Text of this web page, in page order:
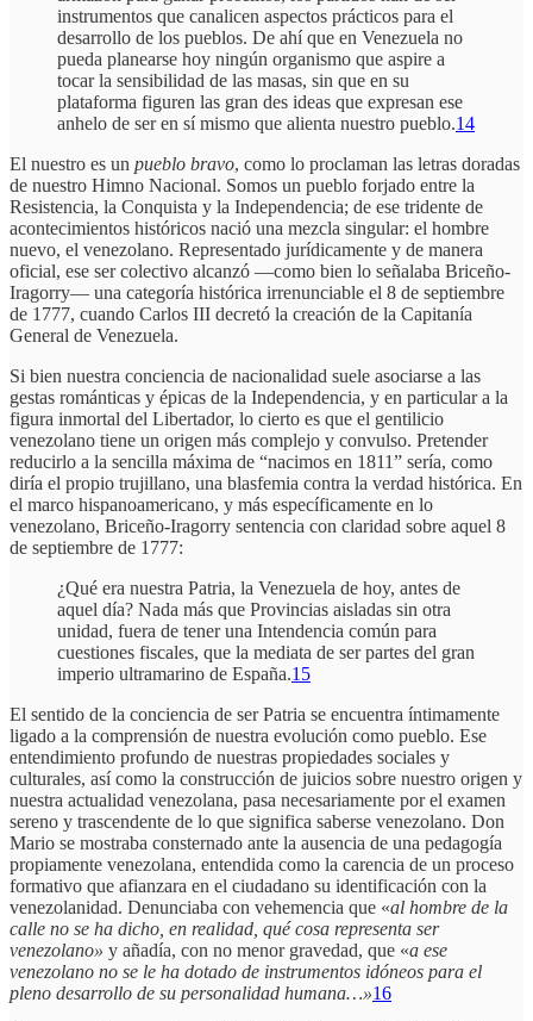
instrumentos que canalicen aspectos prácticos para el
desarrollo de los pueblos. De ahí que en Venezuela no
pueda planearse hoy ningún organismo que aspire a
tocar la sensibilidad de las masas, sin que en su
plataforma figuren las gran des ideas que expresan ese
anhelo de ser en sí mismo que alienta nuestro pueblo.14
El nuestro es un pueblo bravo, como lo proclaman las letras doradas
de nuestro Himno Nacional. Somos un pueblo forjado entre la
Resistencia, la Conquista y la Independencia; de ese tridente de
acontecimientos históricos nació una mezcla singular: el hombre
nuevo, el venezolano. Representado jurídicamente y de manera
oficial, ese ser colectivo alcanzó —como bien lo señalaba Briceño-
Iragorry— una categoría histórica irrenunciable el 8 de septiembre
de 1777, cuando Carlos III decretó la creación de la Capitanía
General de Venezuela.
Si bien nuestra conciencia de nacionalidad suele asociarse a las
gestas románticas y épicas de la Independencia, y en particular a la
figura inmortal del Libertador, lo cierto es que el gentilicio
venezolano tiene un origen más complejo y convulso. Pretender
reducirlo a la sencilla máxima de “nacimos en 1811” sería, como
diría el propio trujillano, una blasfemia contra la verdad histórica. En
el marco hispanoamericano, y más específicamente en lo
venezolano, Briceño-Iragorry sentencia con claridad sobre aquel 8
de septiembre de 1777:
¿Qué era nuestra Patria, la Venezuela de hoy, antes de
aquel día? Nada más que Provincias aisladas sin otra
unidad, fuera de tener una Intendencia común para
cuestiones fiscales, que la mediata de ser partes del gran
imperio ultramarino de España.15
El sentido de la conciencia de ser Patria se encuentra íntimamente
ligado a la comprensión de nuestra evolución como pueblo. Ese
entendimiento profundo de nuestras propiedades sociales y
culturales, así como la construcción de juicios sobre nuestro origen y
nuestra actualidad venezolana, pasa necesariamente por el examen
sereno y trascendente de lo que significa saberse venezolano. Don
Mario se mostraba consternado ante la ausencia de una pedagogía
propiamente venezolana, entendida como la carencia de un proceso
formativo que afianzara en el ciudadano su identificación con la
venezolanidad. Denunciaba con vehemencia que «al hombre de la
calle no se ha dicho, en realidad, qué cosa representa ser
venezolano» y añadía, con no menor gravedad, que «a ese
venezolano no se le ha dotado de instrumentos idóneos para el
pleno desarrollo de su personalidad humana…»16